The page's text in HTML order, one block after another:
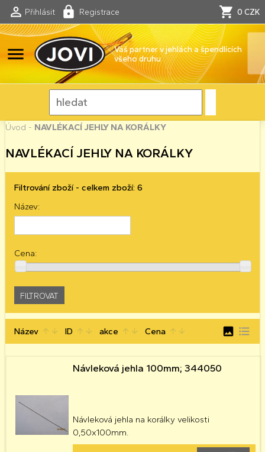
Přihlásit Registrace 0 CZK
menu
Váš partner v jehlách a špendlících
všeho druhu
Úvod - NAVLÉKACÍ JEHLY NA KORÁLKY
NAVLÉKACÍ JEHLY NA KORÁLKY
Filtrování zboží - celkem zboží: 6
Název:
Cena:
Název arrow_upward arrow_downward ID arrow_upward arrow_downward akce arrow_upward arrow_downward Cena arrow_upward arrow_downward image format_list_bulleted
Návleková jehla 100mm; 344050
Návleková jehla na korálky velikosti
0,50x100mm.